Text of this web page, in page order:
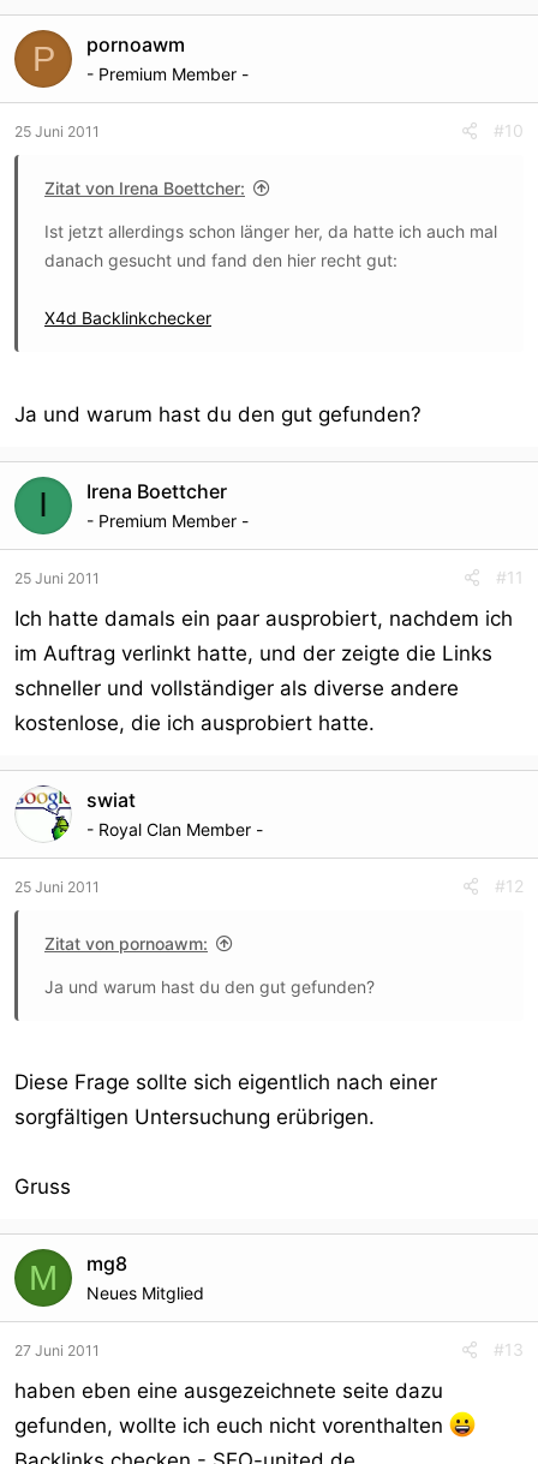
P pornoawm
- Premium Member -
25 Juni 2011 #10
Zitat von Irena Boettcher:
Ist jetzt allerdings schon länger her, da hatte ich auch mal
danach gesucht und fand den hier recht gut:
X4d Backlinkchecker
Ja und warum hast du den gut gefunden?
I Irena Boettcher
- Premium Member -
25 Juni 2011 #11
Ich hatte damals ein paar ausprobiert, nachdem ich
im Auftrag verlinkt hatte, und der zeigte die Links
schneller und vollständiger als diverse andere
kostenlose, die ich ausprobiert hatte.
swiat
- Royal Clan Member -
25 Juni 2011 #12
Zitat von pornoawm:
Ja und warum hast du den gut gefunden?
Diese Frage sollte sich eigentlich nach einer
sorgfältigen Untersuchung erübrigen.
Gruss
M mg8
Neues Mitglied
27 Juni 2011 #13
haben eben eine ausgezeichnete seite dazu
gefunden, wollte ich euch nicht vorenthalten